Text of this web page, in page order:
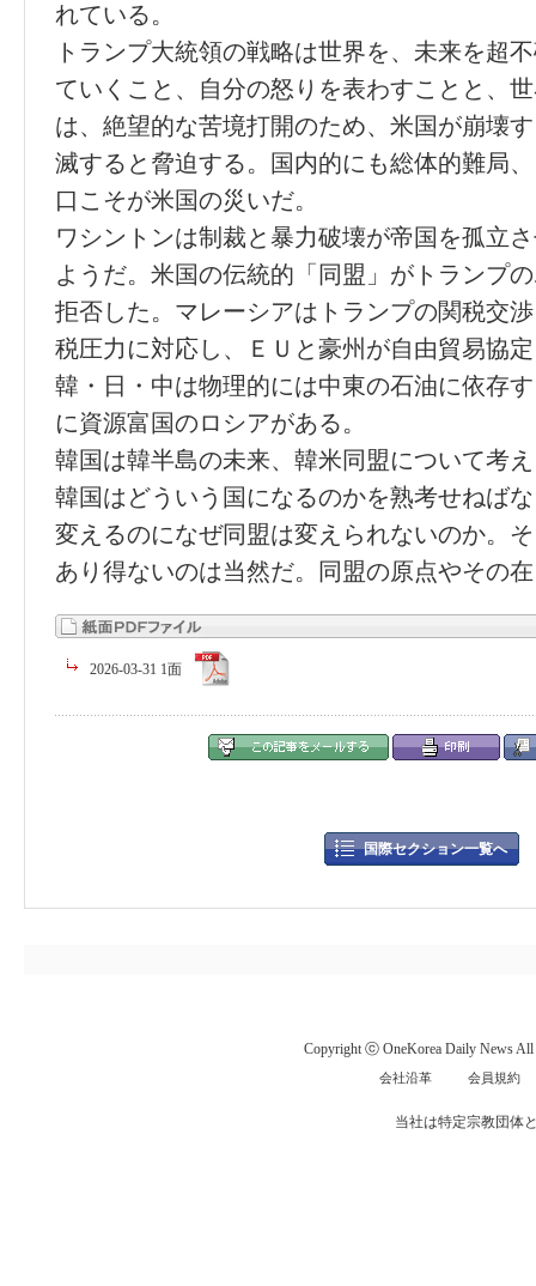
れている。
トランプ大統領の戦略は世界を、未来を超
ていくこと、自分の怒りを表わすことと、
は、絶望的な苦境打開のため、米国が崩壊
滅すると脅迫する。国内的にも総体的難局
口こそが米国の災いだ。
ワシントンは制裁と暴力破壊が帝国を孤立
ようだ。米国の伝統的「同盟」がトランプ
拒否した。マレーシアはトランプの関税交
税圧力に対応し、ＥＵと豪州が自由貿易協
韓・日・中は物理的には中東の石油に依存
に資源富国のロシアがある。
韓国は韓半島の未来、韓米同盟について考
韓国はどういう国になるのかを熟考せねば
変えるのになぜ同盟は変えられないのか。
あり得ないのは当然だ。同盟の原点やその
2026-03-31 1面
国際セクション一覧へ
Copyright ⓒ OneKorea Daily News All
会社沿革 会員規約
当社は特定宗教団体